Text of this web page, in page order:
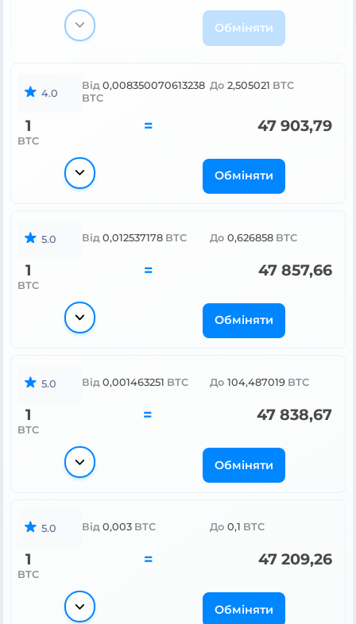
Обміняти
4.0
Від 0,008350070613238
BTC
До 2,505021 BTC
1
BTC
= 47 903,79
Обміняти
5.0 Від 0,012537178 BTC До 0,626858 BTC
1
BTC
= 47 857,66
Обміняти
5.0 Від 0,001463251 BTC До 104,487019 BTC
1
BTC
= 47 838,67
Обміняти
5.0 Від 0,003 BTC До 0,1 BTC
1
BTC
= 47 209,26
Обміняти